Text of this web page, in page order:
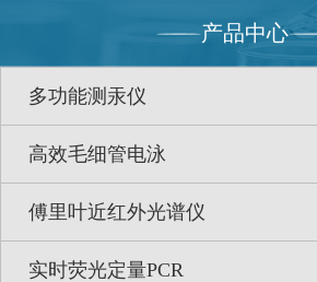
产品中心
多功能测汞仪
高效毛细管电泳
傅里叶近红外光谱仪
实时荧光定量PCR